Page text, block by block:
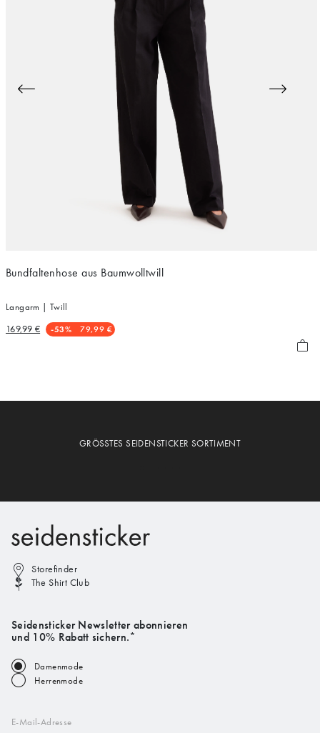
Bundfaltenhose aus Baumwolltwill
Langarm | Twill
-53% 79,99 €
169,99 €
GRÖSSTES SEIDENSTICKER SORTIMENT
Storefinder
The Shirt Club
Seidensticker Newsletter abonnieren
und 10% Rabatt sichern.*
Damenmode
Herrenmode
E-Mail-Adresse